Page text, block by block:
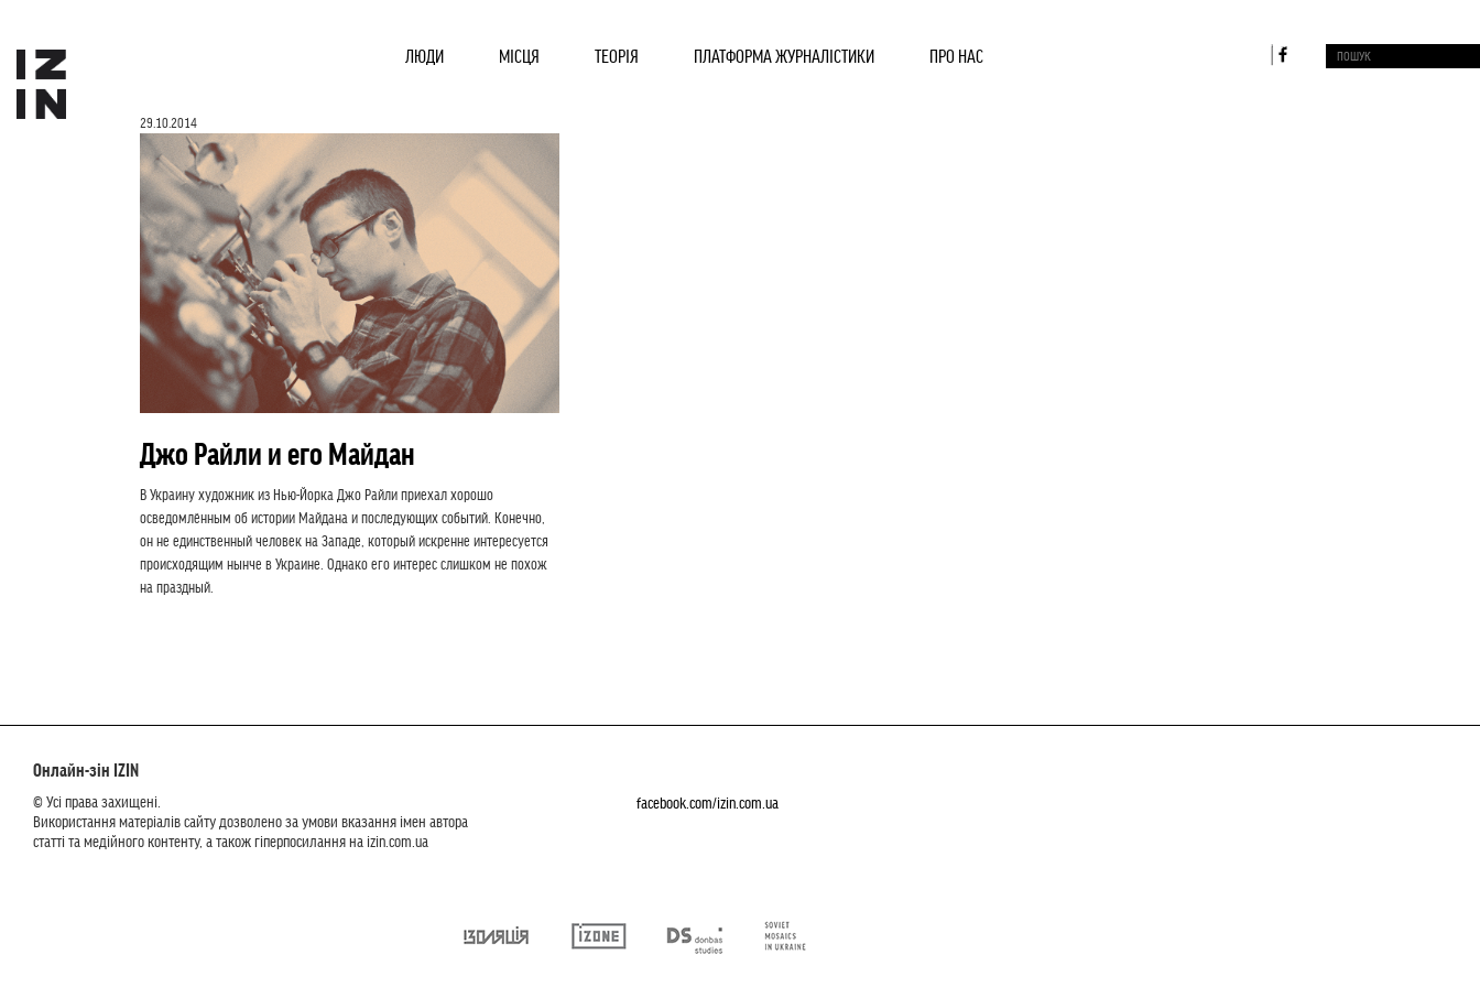
ЛЮДИ МІСЦЯ ТЕОРІЯ ПЛАТФОРМА ЖУРНАЛІСТИКИ ПРО НАС
29.10.2014
Джо Райли и его Майдан
В Украину художник из Нью-Йорка Джо Райли приехал хорошо
осведомлённым об истории Майдана и последующих событий. Конечно,
он не единственный человек на Западе, который искренне интересуется
происходящим нынче в Украине. Однако его интерес слишком не похож
на праздный.
Онлайн-зін IZIN
© Усі права захищені.
Використання матеріалів сайту дозволено за умови вказання імен автора
статті та медійного контенту, а також гіперпосилання на izin.com.ua
facebook.com/izin.com.ua